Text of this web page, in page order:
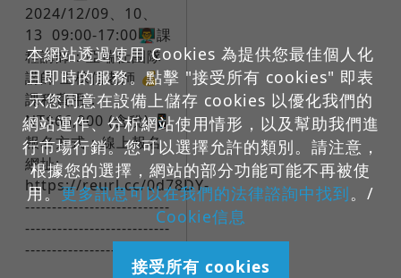
2024/12/09、10、
13 09:00-17:00👨‍🏫課
程講師：亞瑞仕團隊
講師 王棟信老師 💰
課程費用：
NT$66,000 (含稅)📲
報名方式：線上報名
網址:
https://reurl.cc/0d78DY-
---------------------------
---------------------------
--------------------------
本網站透過使用 Cookies 為提供您最佳個人化
且即時的服務。點擊 "接受所有 cookies" 即表
示您同意在設備上儲存 cookies 以優化我們的
網站運作、分析網站使用情形，以及幫助我們進
行市場行銷。您可以選擇允許的類別。請注意，
根據您的選擇，網站的部分功能可能不再被使
用。更多訊息可以在我們的法律諮詢中找到。/
Cookie信息
接受所有 cookies